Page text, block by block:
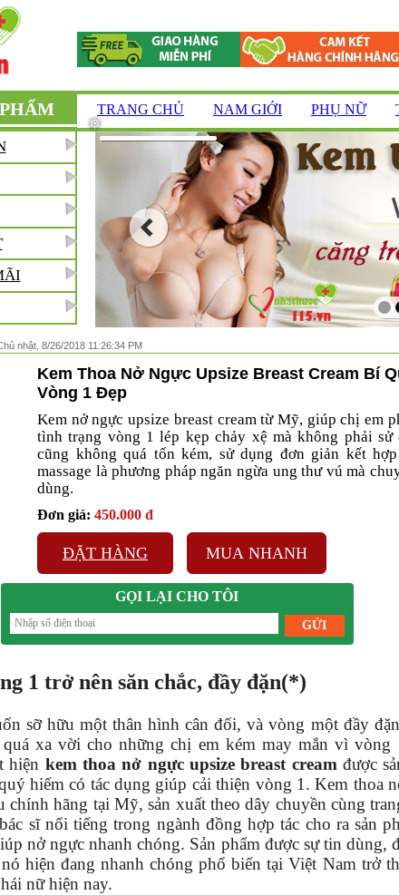
TRANG CHỦ NAM GIỚI PHỤ NỮ
nhật, 8/26/2018 11:26:34 PM
Kem Thoa Nở Ngực Upsize Breast Cream Bí
Vòng 1 Đẹp
Kem nở ngực upsize breast cream từ Mỹ, giúp chị em
tình trạng vòng 1 lép kẹp chảy xệ mà không phải sử
cũng không quá tốn kém, sử dụng đơn giản kết
massage là phương pháp ngăn ngừa ung thư vú mà
dùng.
Đơn giá: 450.000 đ
ĐẶT HÀNG MUA NHANH
GỌI LẠI CHO TÔI
1 trở nên săn chắc, đầy đặn(*)
sỡ hữu một thân hình cân đối, và vòng một đầy
xa vời cho những chị em kém may mắn vì vòng
hiện kem thoa nở ngực upsize breast cream được
hiếm có tác dụng giúp cải thiện vòng 1. Kem thoa
chính hãng tại Mỹ, sản xuất theo dây chuyền cùng
sĩ nổi tiếng trong ngành đồng hợp tác cho ra sản
nở ngực nhanh chóng. Sản phẩm được sự tin dùng,
hiện đang nhanh chóng phổ biến tại Việt Nam trở
nữ hiện nay.
❅